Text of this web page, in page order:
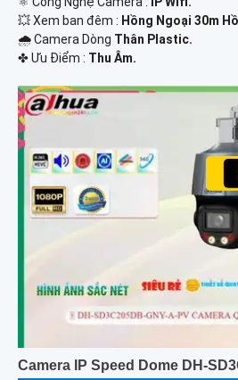
💥 Xem ban đêm : Hồng Ngoại 30m
🌧️ Camera Dòng Thân Plastic.
️✤ Ưu Điểm : Thu Âm.
Camera IP Speed Dome DH-